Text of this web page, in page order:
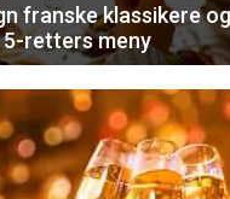
franske klassikere
5-retters meny